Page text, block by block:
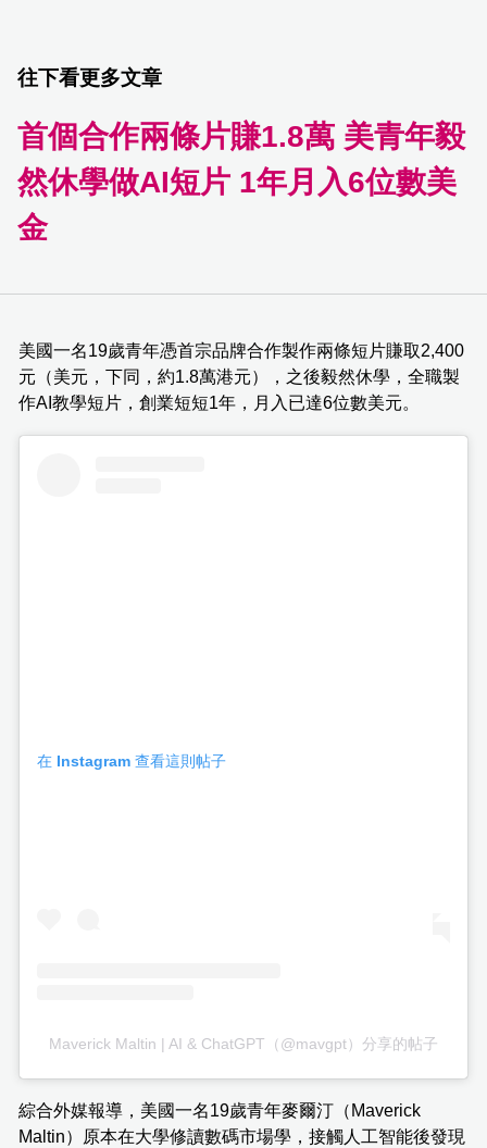
往下看更多文章
首個合作兩條片賺1.8萬 美青年毅
然休學做AI短片 1年月入6位數美
金
美國一名19歲青年憑首宗品牌合作製作兩條短片賺取2,400
元（美元，下同，約1.8萬港元），之後毅然休學，全職製
作AI教學短片，創業短短1年，月入已達6位數美元。
在 Instagram 查看這則帖子
Maverick Maltin | AI & ChatGPT（@mavgpt）分享的帖子
綜合外媒報導，美國一名19歲青年麥爾汀（Maverick
Maltin）原本在大學修讀數碼市場學，接觸人工智能後發現